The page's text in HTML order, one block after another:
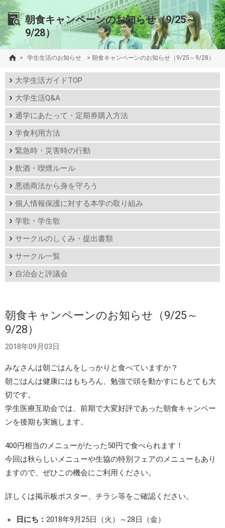
朝食キャンペーンのお知らせ（9/25～
9/28）
> 学生生活のお知らせ > 朝食キャンペーンのお知らせ（9/25～9/28）
大学生活ガイドTOP
大学生活Q&A
通学にあたって・定期券購入方法
学食利用方法
緊急時・災害時の行動
飲酒・喫煙ルール
悪徳商法から身を守ろう
個人情報保護に対する本学の取り組み
学歌・学生歌
サークルのしくみ・提出書類
サークル一覧
自治会と評議会
朝食キャンペーンのお知らせ（9/25～
9/28）
2018年09月03日
みなさんは朝ごはんをしっかりと食べていますか？
朝ごはんは健康にはもちろん、勉強で頭を動かすにもとても大
切です。
学生医療互助会では、前期で大変好評であった朝食キャンペー
ンを後期も実施します。
400円相当のメニューがたった50円で食べられます！
今回は秋らしいメニューや生協の特別フェアのメニューもあり
ますので、ぜひこの機会にご利用ください。
詳しくは掲示板ポスター、チラシ等をご確認ください。
日にち： 2018年9月25日（火）～28日（金）